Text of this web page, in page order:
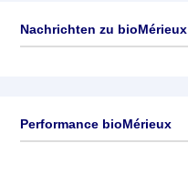
Nachrichten zu bioMérieux
Performance bioMérieux